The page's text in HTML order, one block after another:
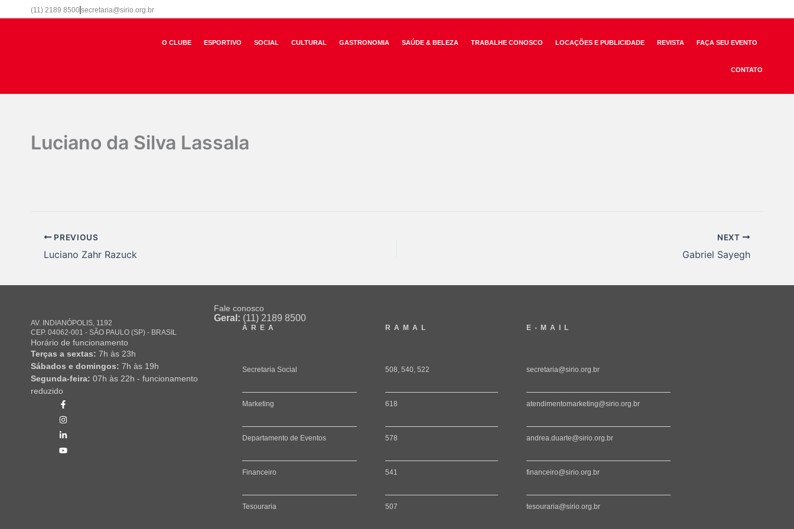
(11) 2189 8500secretaria@sirio.org.br
O CLUBE ESPORTIVO SOCIAL CULTURAL GASTRONOMIA SAÚDE & BELEZA TRABALHE CONOSCO LOCAÇÕES E PUBLICIDADE REVISTA FAÇA SEU EVENTO
CONTATO
Luciano da Silva Lassala
PREVIOUS
Luciano Zahr Razuck
NEXT
Gabriel Sayegh
AV. INDIANÓPOLIS, 1192
CEP. 04062-001 - SÃO PAULO (SP) - BRASIL
Horário de funcionamento
Terças a sextas: 7h às 23h
Sábados e domingos: 7h às 19h
Segunda-feira: 07h às 22h - funcionamento
reduzido
Fale conosco
Geral: (11) 2189 8500
ÁREA
Secretaria Social
Marketing
Departamento de Eventos
Financeiro
Tesouraria
RAMAL
508, 540, 522
618
578
541
507
E-MAIL
secretaria@sirio.org.br
atendimentomarketing@sirio.org.br
andrea.duarte@sirio.org.br
financeiro@sirio.org.br
tesouraria@sirio.org.br